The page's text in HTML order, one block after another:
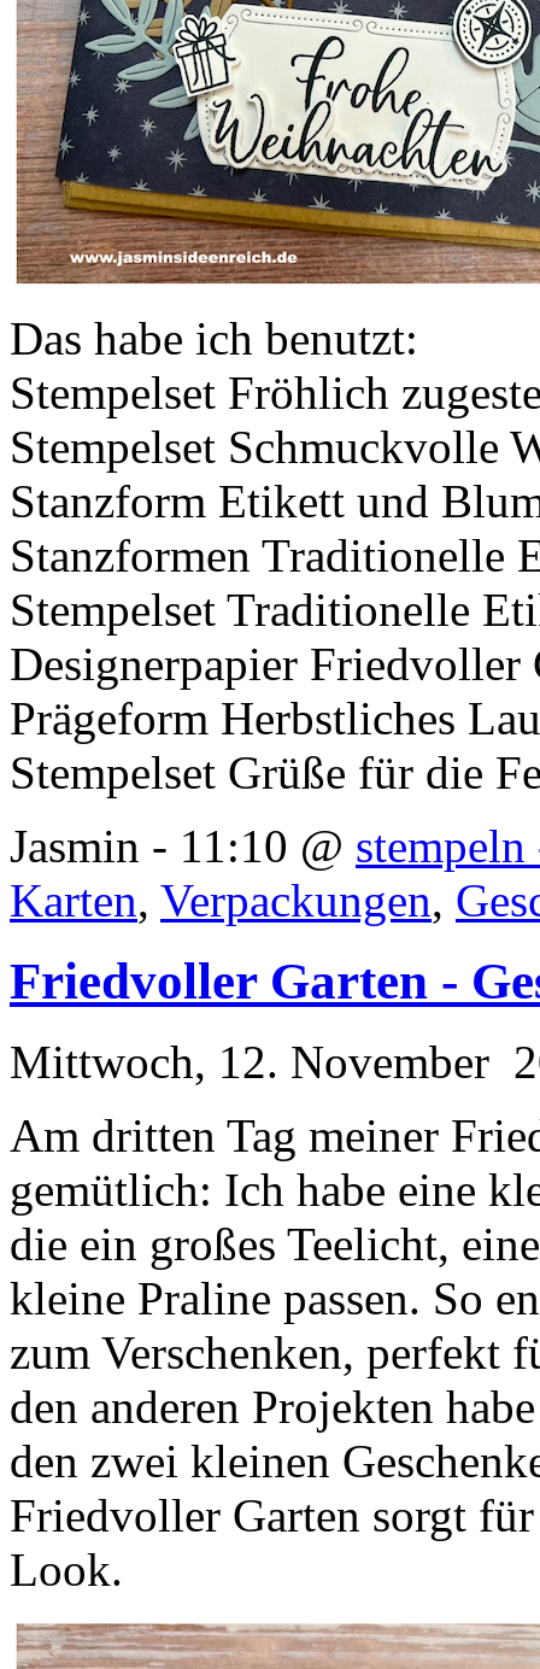
Das habe ich benutzt:
Stempelset Fröhlich
Stempelset Schmuckvolle
Stanzform Etikett und
Stanzformen Traditionelle
Stempelset Traditionelle
Designerpapier Friedvoller
Prägeform Herbstliches
Stempelset Grüße für die
Jasmin - 11:10 @
Karten, Verpackungen,
Friedvoller Garten -
Mittwoch, 12. November
Am dritten Tag meiner
gemütlich: Ich habe eine
die ein großes Teelicht,
kleine Praline passen. So
zum Verschenken, perfekt
den anderen Projekten
den zwei kleinen
Friedvoller Garten sorgt
Look.